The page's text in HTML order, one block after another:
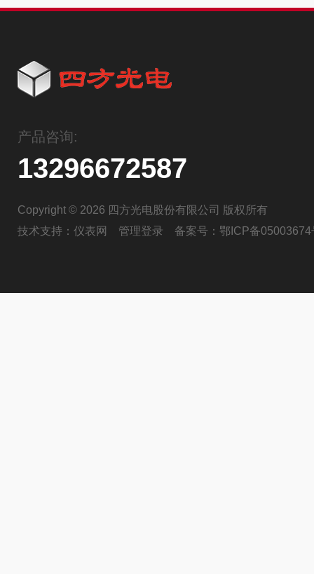
产品咨询:
13296672587
Copyright © 2026 四方光电股份有限公司 版权所有
技术支持： 仪表网 管理登录 备案号： 鄂ICP备05003674